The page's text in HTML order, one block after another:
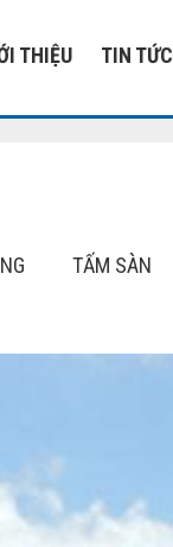
THIỆU TIN TỨC
TẤM SÀN